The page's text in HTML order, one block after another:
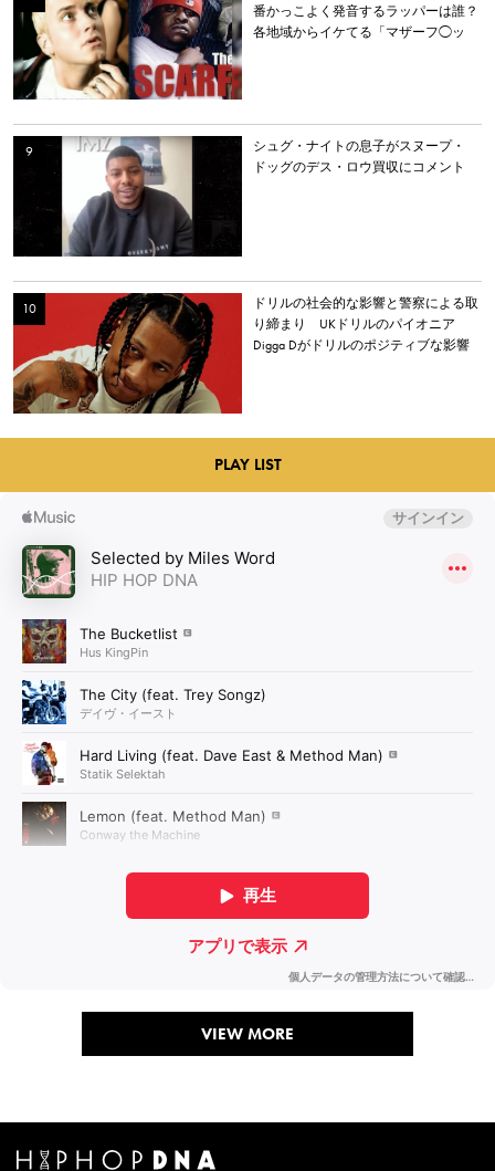
番かっこよく発音するラッパーは誰？
各地域からイケてる「マザーフ◯ッ
シュグ・ナイトの息子がスヌープ・
ドッグのデス・ロウ買収にコメント
ドリルの社会的な影響と警察による取
り締まり UKドリルのパイオニア
Digga Dがドリルのポジティブな影響
PLAY LIST
VIEW MORE